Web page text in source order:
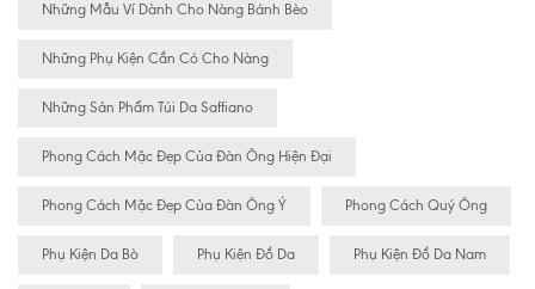
Những Mẫu Ví Dành Cho Nàng Bánh Bèo
Những Phụ Kiện Cần Có Cho Nàng
Những Sản Phẩm Túi Da Saffiano
Phong Cách Mặc Đẹp Của Đàn Ông Hiện Đại
Phong Cách Mặc Đẹp Của Đàn Ông Ý Phong Cách Quý Ông
Phụ Kiện Da Bò Phụ Kiện Đồ Da Phụ Kiện Đồ Da Nam